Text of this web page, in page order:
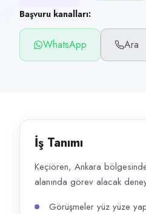
Çalışma şekli
Tam Zamanlı · Ofis
Yayın tarihi
15 Temmuz 2026
Başvuru kanalları
WhatsApp, Telefon
İlan açıklaması
Keçiören, Ankara bölgesinde faaliyet
Başvuru kanalları:
WhatsApp Ara
İş Tanımı
Keçiören, Ankara
alanında görev alacak
Görüşmeler yüz yüze